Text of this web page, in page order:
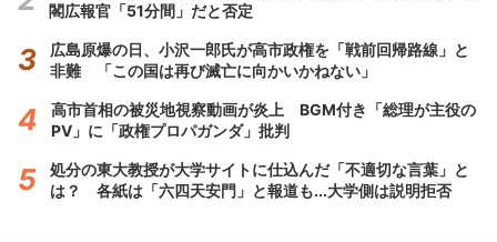
閣広報官「51分間」だと否定
広島原爆の日、小沢一郎氏が高市政権を「戦前回帰路線」と
非難 「この国は再び滅亡に向かいかねない」
高市首相の被災地視察動画が炎上 BGM付き「総理が主役の
PV」に「政権プロパガンダ」批判
処分の東大教授が大学サイトに仕込んだ「不適切な言葉」と
は？ 各紙は「六四天安門」と報道も...大学側は説明拒否